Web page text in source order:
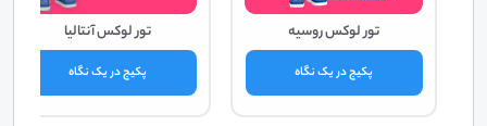
تور لوکس روسیه
پکیج در یک نگاه
تور لوکس آنتالیا
پکیج در یک نگاه